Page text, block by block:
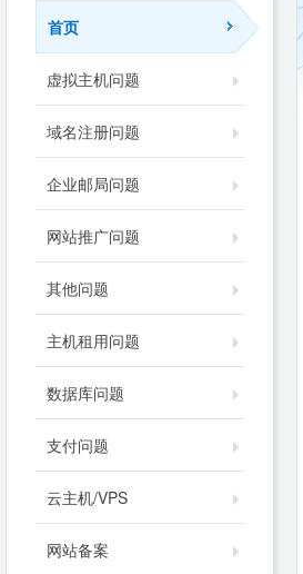
首页
虚拟主机问题
域名注册问题
企业邮局问题
网站推广问题
其他问题
主机租用问题
数据库问题
支付问题
云主机/VPS
网站备案